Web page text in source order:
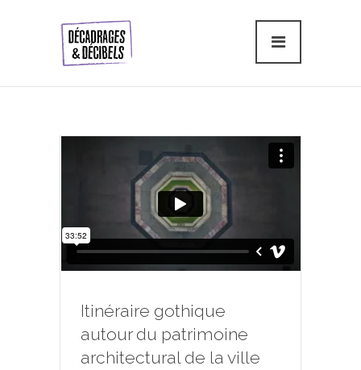
Itinéraire gothique
autour du patrimoine
architectural de la ville